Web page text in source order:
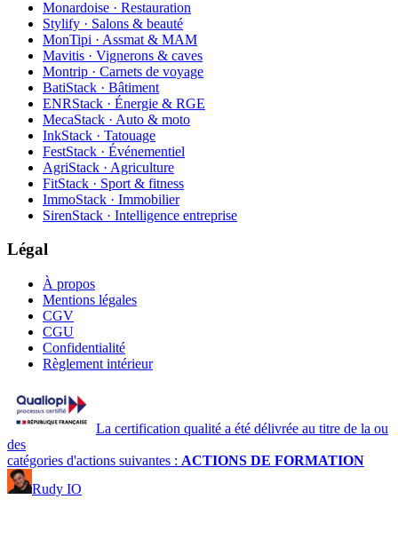
Monardoise · Restauration
Stylify · Salons & beauté
MonTipi · Assmat & MAM
Mavitis · Vignerons & caves
Montrip · Carnets de voyage
BatiStack · Bâtiment
ENRStack · Énergie & RGE
MecaStack · Auto & moto
InkStack · Tatouage
FestStack · Événementiel
AgriStack · Agriculture
FitStack · Sport & fitness
ImmoStack · Immobilier
SirenStack · Intelligence entreprise
Légal
À propos
Mentions légales
CGV
CGU
Confidentialité
Règlement intérieur
La certification qualité a été délivrée au titre de la ou
des
catégories d'actions suivantes : ACTIONS DE FORMATION
Rudy IO